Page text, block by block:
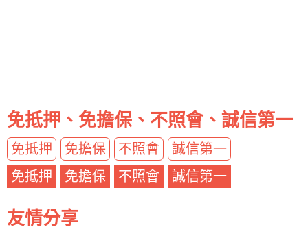
免抵押、免擔保、不照會、誠信第一
免抵押 免擔保 不照會
誠信第一
免抵押
免擔保 不照會 誠信第一
友情分享